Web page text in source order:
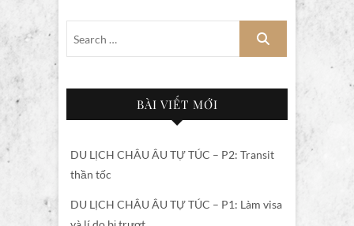
BÀI VIẾT MỚI
DU LỊCH CHÂU ÂU TỰ TÚC – P2: Transit
thần tốc
DU LỊCH CHÂU ÂU TỰ TÚC – P1: Làm visa